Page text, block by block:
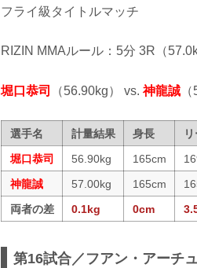
フライ級タイトルマッチ
RIZIN MMAルール：5分 3R（
堀口恭司 （56.90kg） vs.神龍誠
選手名 計量結果 身長
堀口恭司
56.90kg 165cm
神龍誠
57.00kg 165cm
両者の差
0.1kg 0cm
第16試合／フアン・アーチ